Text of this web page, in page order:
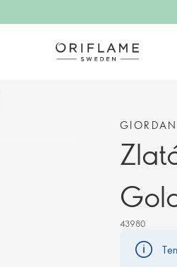
43980